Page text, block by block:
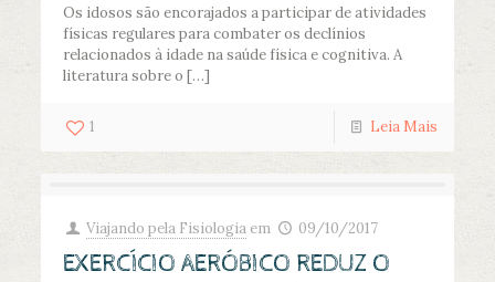
Os idosos são encorajados a participar de atividades
físicas regulares para combater os declínios
relacionados à idade na saúde física e cognitiva. A
literatura sobre o […]
1 Leia Mais
Viajando pela Fisiologia em 09/10/2017
EXERCÍCIO AERÓBICO REDUZ O